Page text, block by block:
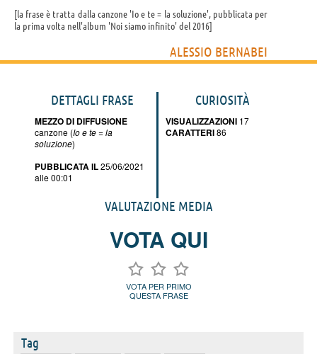
la frase è tratta dalla canzone 'Io e te = la soluzione', pubblicata per
la prima volta nell'album 'Noi siamo infinito' del 2016
ALESSIO BERNABEI
DETTAGLI FRASE
MEZZO DI DIFFUSIONE
canzone (Io e te = la
soluzione)
PUBBLICATA IL25/06/2021
alle 00:01
CURIOSITÀ
VISUALIZZAZIONI 17
CARATTERI86
VALUTAZIONE MEDIA
VOTA QUI
VOTA PER PRIMO
QUESTA FRASE
Tag